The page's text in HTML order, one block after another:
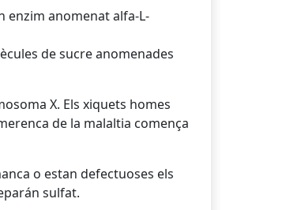
enzim anomenat alfa-L-
de sucre anomenades
X. Els xiquets homes
de la malaltia comença
o estan defectuoses els
sulfat.